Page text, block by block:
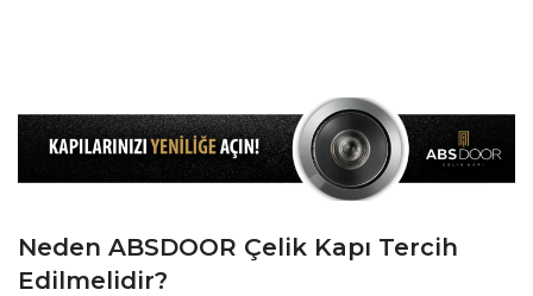
Neden ABSDOOR Çelik Kapı Tercih
Edilmelidir?